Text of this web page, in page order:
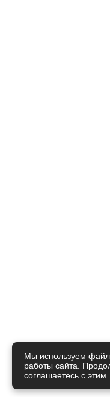
Мы используем
работы сайта.
соглашаетесь с этим.